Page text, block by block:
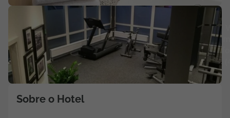
Agências
Contactos
Apoio ao cliente em Portugal
218 925 471
Sobre o Hotel